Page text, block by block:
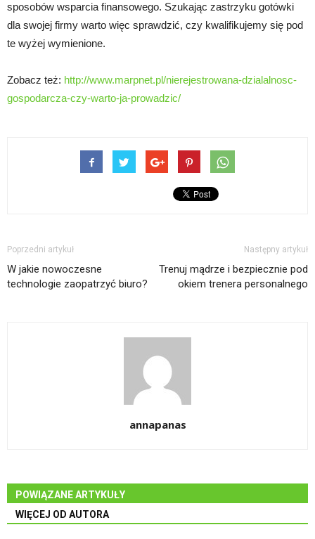
sposobów wsparcia finansowego. Szukając zastrzyku gotówki
dla swojej firmy warto więc sprawdzić, czy kwalifikujemy się pod
te wyżej wymienione.
Zobacz też: http://www.marpnet.pl/nierejestrowana-dzialalnosc-
gospodarcza-czy-warto-ja-prowadzic/
Poprzedni artykuł
W jakie nowoczesne
technologie zaopatrzyć biuro?
Następny artykuł
Trenuj mądrze i bezpiecznie pod
okiem trenera personalnego
annapanas
POWIĄZANE ARTYKUŁY
WIĘCEJ OD AUTORA